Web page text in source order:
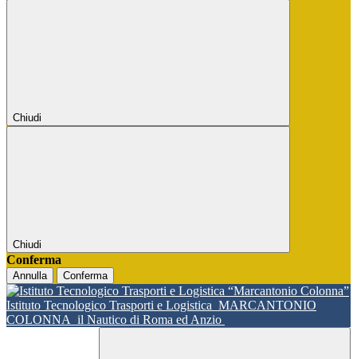
Chiudi
Chiudi
Conferma
Annulla Conferma
Istituto Tecnologico Trasporti e Logistica MARCANTONIO
COLONNA il Nautico di Roma ed Anzio